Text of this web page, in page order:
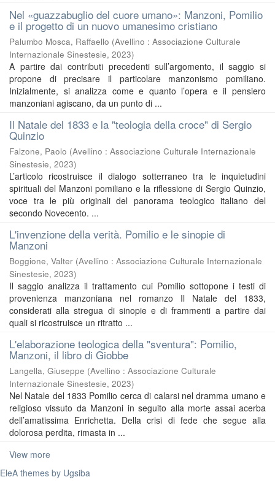
Nel «guazzabuglio del cuore umano»: Manzoni, Pomilio
e il progetto di un nuovo umanesimo cristiano
Palumbo Mosca, Raffaello (Avellino : Associazione Culturale
Internazionale Sinestesie, 2023)
A partire dai contributi precedenti sull’argomento, il saggio si
propone di precisare il particolare manzonismo pomiliano.
Inizialmente, si analizza come e quanto l’opera e il pensiero
manzoniani agiscano, da un punto di ...
Il Natale del 1833 e la "teologia della croce" di Sergio
Quinzio
Falzone, Paolo (Avellino : Associazione Culturale Internazionale
Sinestesie, 2023)
L’articolo ricostruisce il dialogo sotterraneo tra le inquietudini
spirituali del Manzoni pomiliano e la riflessione di Sergio Quinzio,
voce tra le più originali del panorama teologico italiano del
secondo Novecento. ...
L'invenzione della verità. Pomilio e le sinopie di
Manzoni
Boggione, Valter (Avellino : Associazione Culturale Internazionale
Sinestesie, 2023)
Il saggio analizza il trattamento cui Pomilio sottopone i testi di
provenienza manzoniana nel romanzo Il Natale del 1833,
considerati alla stregua di sinopie e di frammenti a partire dai
quali si ricostruisce un ritratto ...
L'elaborazione teologica della "sventura": Pomilio,
Manzoni, il libro di Giobbe
Langella, Giuseppe (Avellino : Associazione Culturale
Internazionale Sinestesie, 2023)
Nel Natale del 1833 Pomilio cerca di calarsi nel dramma umano e
religioso vissuto da Manzoni in seguito alla morte assai acerba
dell’amatissima Enrichetta. Della crisi di fede che segue alla
dolorosa perdita, rimasta in ...
View more
EleA themes by Ugsiba